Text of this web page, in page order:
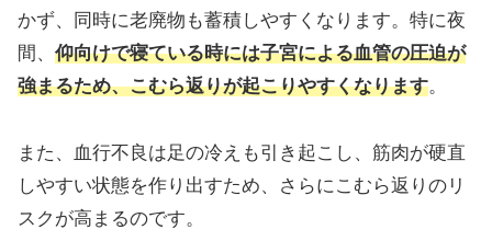
かず、同時に老廃物も蓄積しやすくなります。特に夜
間、 仰向けで寝ている時には子宮による血管の圧迫が
強まるため、こむら返りが起こりやすくなります。
また、血行不良は足の冷えも引き起こし、筋肉が硬直
しやすい状態を作り出すため、さらにこむら返りのリ
スクが高まるのです。